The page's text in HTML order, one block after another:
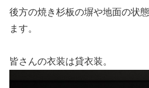
後方の焼き杉板の塀や地面の状
ます。
皆さんの衣装は貸衣装。